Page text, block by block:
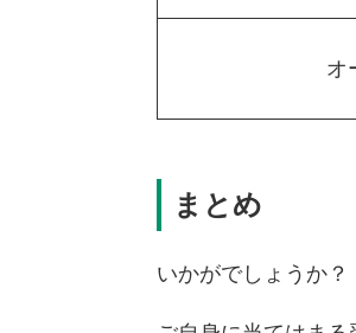
オ
まとめ
いかがでしょうか？